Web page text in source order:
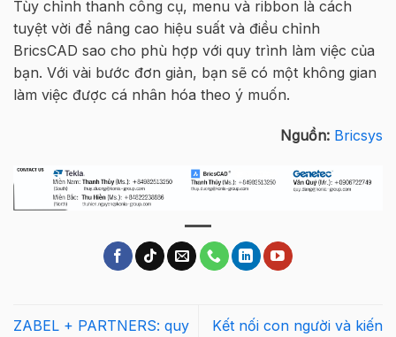
Tùy chỉnh thanh công cụ, menu và ribbon là cách
tuyệt vời để nâng cao hiệu suất và điều chỉnh
BricsCAD sao cho phù hợp với quy trình làm việc của
bạn. Với vài bước đơn giản, bạn sẽ có một không gian
làm việc được cá nhân hóa theo ý muốn.
Nguồn: Bricsys
ZABEL + PARTNERS: quy
Kết nối con người và kiến